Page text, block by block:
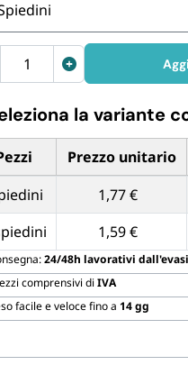
la variante
dei prezzi unitari in
Prezzo unitario
1,77 €
1,59 €
24/48h lavorativi
comprensivi di IVA
facile e veloce fino a 14 gg